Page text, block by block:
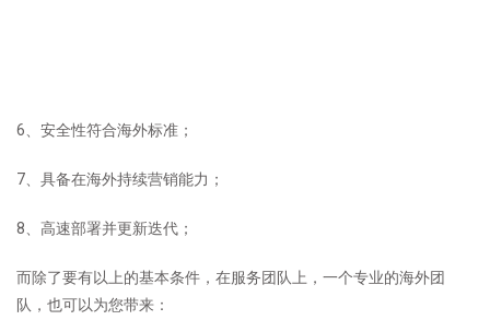
6、安全性符合海外标准；
7、具备在海外持续营销能力；
8、高速部署并更新迭代；
而除了要有以上的基本条件，在服务团队上，一个专业的海外团
队，也可以为您带来：